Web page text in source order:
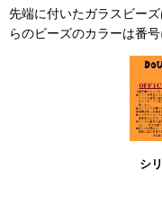
先端に付いたガラスビー
らのビーズのカラーは番
シ